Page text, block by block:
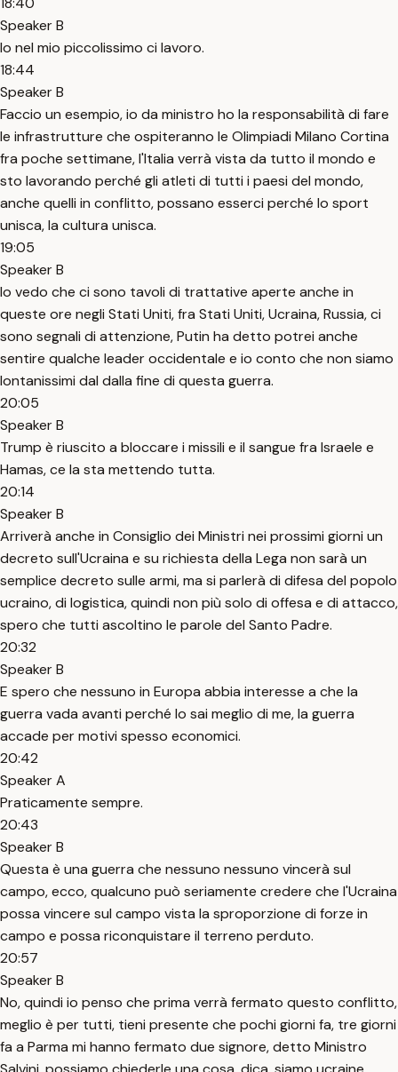
Speaker B
Io nel mio piccolissimo ci lavoro.
18:44
Speaker B
Faccio un esempio, io da ministro ho la responsabilità di fare
le infrastrutture che ospiteranno le Olimpiadi Milano Cortina
fra poche settimane, l'Italia verrà vista da tutto il mondo e
sto lavorando perché gli atleti di tutti i paesi del mondo,
anche quelli in conflitto, possano esserci perché lo sport
unisca, la cultura unisca.
19:05
Speaker B
Io vedo che ci sono tavoli di trattative aperte anche in
queste ore negli Stati Uniti, fra Stati Uniti, Ucraina, Russia, ci
sono segnali di attenzione, Putin ha detto potrei anche
sentire qualche leader occidentale e io conto che non siamo
lontanissimi dal dalla fine di questa guerra.
20:05
Speaker B
Trump è riuscito a bloccare i missili e il sangue fra Israele e
Hamas, ce la sta mettendo tutta.
20:14
Speaker B
Arriverà anche in Consiglio dei Ministri nei prossimi giorni un
decreto sull'Ucraina e su richiesta della Lega non sarà un
semplice decreto sulle armi, ma si parlerà di difesa del popolo
ucraino, di logistica, quindi non più solo di offesa e di attacco,
spero che tutti ascoltino le parole del Santo Padre.
20:32
Speaker B
E spero che nessuno in Europa abbia interesse a che la
guerra vada avanti perché lo sai meglio di me, la guerra
accade per motivi spesso economici.
20:42
Speaker A
Praticamente sempre.
20:43
Speaker B
Questa è una guerra che nessuno nessuno vincerà sul
campo, ecco, qualcuno può seriamente credere che l'Ucraina
possa vincere sul campo vista la sproporzione di forze in
campo e possa riconquistare il terreno perduto.
20:57
Speaker B
No, quindi io penso che prima verrà fermato questo conflitto,
meglio è per tutti, tieni presente che pochi giorni fa, tre giorni
fa a Parma mi hanno fermato due signore, detto Ministro